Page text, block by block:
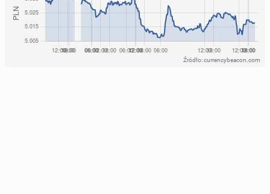
Źródło: currencybeacon.com